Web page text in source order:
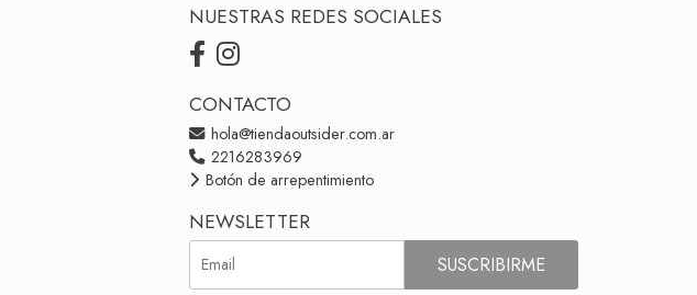
NUESTRAS REDES SOCIALES
CONTACTO
hola@tiendaoutsider.com.ar
2216283969
Botón de arrepentimiento
NEWSLETTER
SUSCRIBIRME